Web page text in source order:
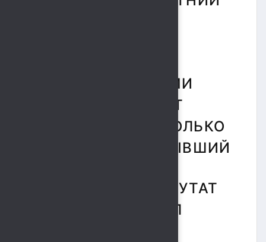
ЗНАМЕНАТЕЛЬНЫМИ
СОБЫТИЯМИ РЕБЯТ
ПОЗДРАВИЛИ НЕ ТОЛЬКО
ПЕДАГОГИ, НО И БЫВШИЙ
МЭР ЛИПЕЦКА, ДЕПУТАТ
ГОСДУМЫ, МИХАИЛ